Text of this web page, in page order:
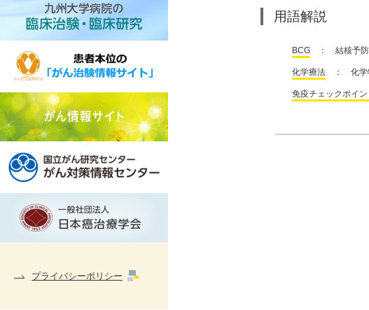
プライバシーポリシー
用語解説
BCG ： 結核予防
化学療法 ： 化学
免疫チェックポイ